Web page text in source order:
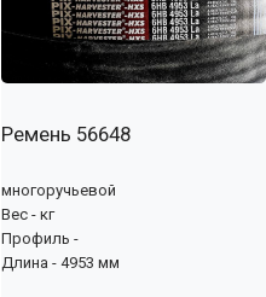
Ремень 56648
многоручьевой
Вес - кг
Профиль -
Длина - 4953 мм